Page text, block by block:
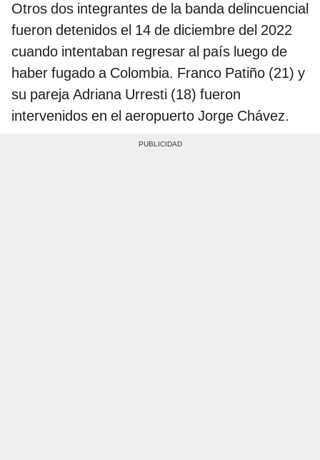
Otros dos integrantes de la banda delincuencial
fueron detenidos el 14 de diciembre del 2022
cuando intentaban regresar al país luego de
haber fugado a Colombia. Franco Patiño (21) y
su pareja Adriana Urresti (18) fueron
intervenidos en el aeropuerto Jorge Chávez.